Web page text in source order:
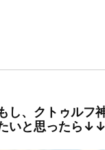
し、クトゥルフ
いと思ったら